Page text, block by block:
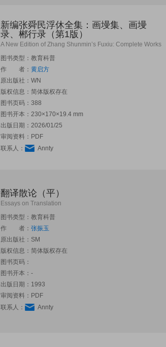
新编张舜民浮休全集：画墁集、画墁
录、郴行录（第1版）
A New Edition of Zhang Shunmin’s Fuxiu: Complete Works
图书类型：教育科普
作 者： 黄启方
原出版社： WN
版权信息：简体版权存在
图书页码：388
图书开本：230×170×19.4 mm
出版日期：2026/01/25
审阅资料：PDF
联系人：
Annty
翻译散论（平）
Essays on Translation
图书类型：教育科普
作 者： 张振玉
原出版社： SM
版权信息：简体版权存在
图书页码：
图书开本：-
出版日期：1993
审阅资料：PDF
联系人：
Annty